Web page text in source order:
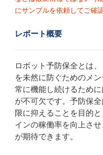
にサンプルを依頼してご確
レポート概要
ロボット予防保全とは
を未然に防ぐためのメ
常に機能し続けるため
が不可欠です。予防保
限に抑えることを目的
インの稼働率を向上さ
が期待できます。